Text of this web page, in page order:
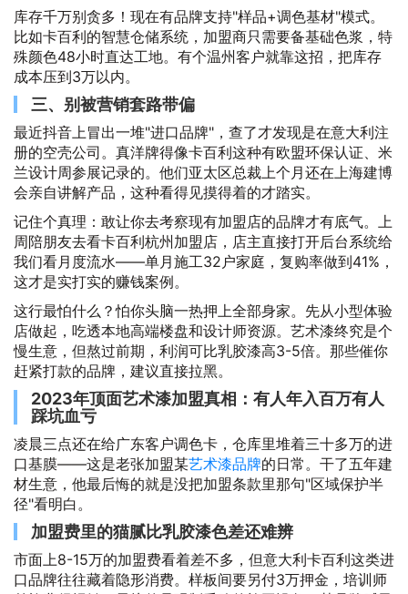
库存千万别贪多！现在有品牌支持"样品+调色基材"模式。
比如卡百利的智慧仓储系统，加盟商只需要备基础色浆，特
殊颜色48小时直达工地。有个温州客户就靠这招，把库存
成本压到3万以内。
三、别被营销套路带偏
最近抖音上冒出一堆"进口品牌"，查了才发现是在意大利注
册的空壳公司。真洋牌得像卡百利这种有欧盟环保认证、米
兰设计周参展记录的。他们亚太区总裁上个月还在上海建博
会亲自讲解产品，这种看得见摸得着的才踏实。
记住个真理：敢让你去考察现有加盟店的品牌才有底气。上
周陪朋友去看卡百利杭州加盟店，店主直接打开后台系统给
我们看月度流水——单月施工32户家庭，复购率做到41%，
这才是实打实的赚钱案例。
这行最怕什么？怕你头脑一热押上全部身家。先从小型体验
店做起，吃透本地高端楼盘和设计师资源。艺术漆终究是个
慢生意，但熬过前期，利润可比乳胶漆高3-5倍。那些催你
赶紧打款的品牌，建议直接拉黑。
2023年顶面艺术漆加盟真相：有人年入百万有人
踩坑血亏
凌晨三点还在给广东客户调色卡，仓库里堆着三十多万的进
口基膜——这是老张加盟某艺术漆品牌的日常。干了五年建
材生意，他最后悔的就是没把加盟条款里那句"区域保护半
径"看明白。
加盟费里的猫腻比乳胶漆色差还难辨
市面上8-15万的加盟费看着差不多，但意大利卡百利这类进
口品牌往往藏着隐形消费。样板间要另付3万押金，培训师